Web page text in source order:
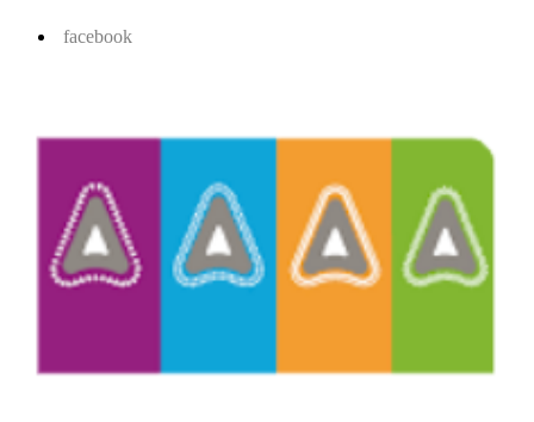
facebook